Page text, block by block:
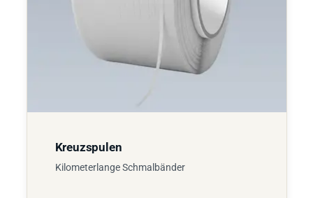
Kreuzspulen
Kilometerlange Schmalbänder